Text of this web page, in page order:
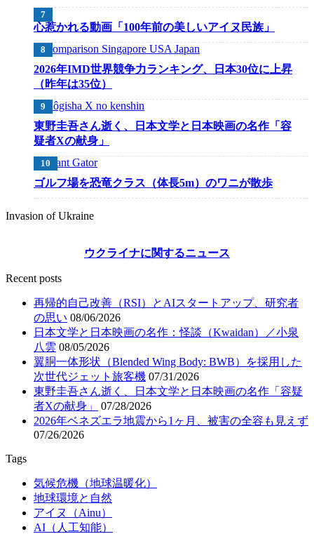
心惹かれる動画「100年前の美しいアイヌ民族」
2026年IMD世界競争力ランキング、日本30位に上昇
（昨年は35位）
東野圭吾さん逝く、日本文学と日本映画の名作「容
疑者Xの献身」
ゴルフ場を恐竜クラス（体長5m）のワニが散歩
Invasion of Ukraine
ウクライナに関するニュース
Recent posts
再帰的自己改善（RSI）とAIスタートアップ、研究者
の思い 08/06/2026
日本文学と日本映画の名作：怪談（Kwaidan）／小泉
八雲 08/05/2026
翼胴一体形状（Blended Wing Body: BWB）を採用した
次世代ジェット旅客機 07/31/2026
東野圭吾さん逝く、日本文学と日本映画の名作「容疑
者Xの献身」
07/28/2026
2026年ベネズエラ地震から1ヶ月、被害の全容も見えず
07/26/2026
Tags
気候危機（地球温暖化）
地球環境と自然
アイヌ（Ainu）
AI（人工知能）